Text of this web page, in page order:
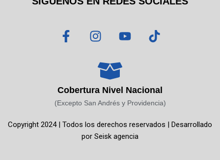
F
a
o
o
-
I
n
t
a
g
r
m
Y
o
b
e
T
i
k
Cobertura Nivel Nacional
(Excepto San Andrés y Providencia)
Copyright 2024 | Todos los derechos reservados | Desarrollado
por Seisk agencia